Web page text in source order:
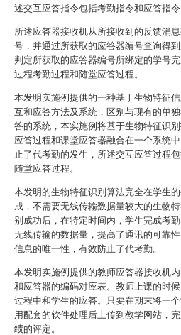
述交互应答指令包括考勤指令和应答指令
所述应答器接收机从所接收到的反馈消
号，并通过所获取的应答器编号查询得到
判定所获取的应答器编号所绑定的学号
过程考勤过程和随堂应答过程。
本发明实施例提供的一种基于生物特征
互和应答方法及系统，区别与现有的单
答的系统，本实施例将基于生物特征识
应答过程和课堂应答器融合在一个系统
止了代考勤的发生，所述交互应答过程
随堂应答过程。
本发明的生物特征识别算法完全在学生
成，不需要无线传输数据量较大的生物
别成功后，在特定时间内，学生完成考
无线传输的数据量，提高了通讯的可靠
信息的唯一性，有效防止了代考勤。
本发明实施例提供的教师应答器接收机
和应答器的编码对应表。教师上课的时
过程中和学生的应答。只要在期末将一
用配套的软件处理后上传到教学网站，
绩的评定。